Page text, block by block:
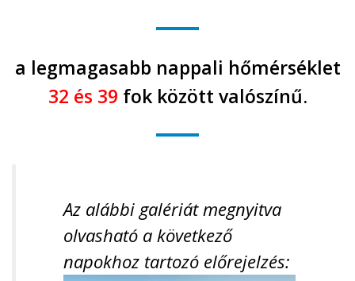
a legmagasabb nappali hőmérséklet
32 és 39 fok között valószínű.
Az alábbi galériát megnyitva
olvasható a következő
napokhoz tartozó előrejelzés: